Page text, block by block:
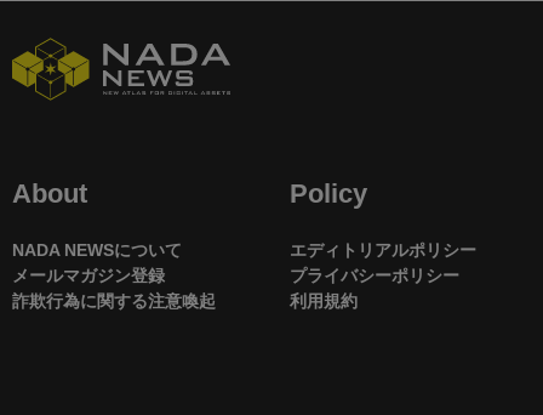
About
NADA NEWSについて
メールマガジン登録
詐欺行為に関する注意喚起
Policy
エディトリアルポリシー
プライバシーポリシー
利用規約